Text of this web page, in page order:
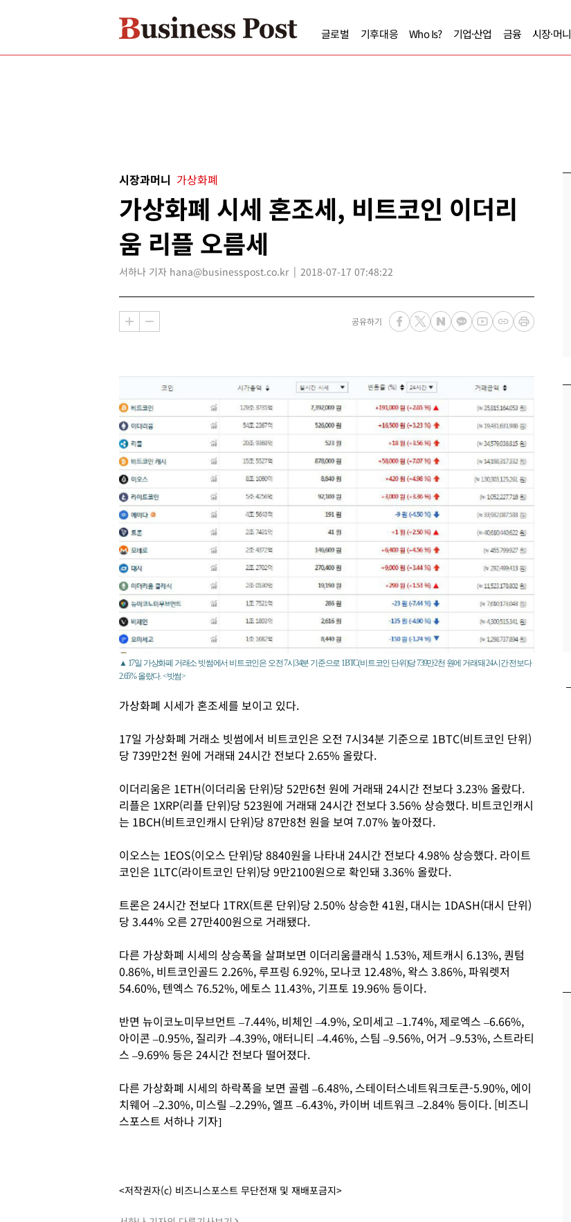
글로벌 기후대응 Who Is? 기업·산업 금융 시장·머니
시장과머니 가상화폐
가상화폐 시세 혼조세, 비트코인 이더리
움 리플 오름세
서하나 기자 hana@businesspost.co.kr 2018-07-17 07:48:22
공유하기
▲ 17일 가상화폐 거래소 빗썸에서 비트코인은 오전 7시34분 기준으로 1BTC(비트코인 단위)당 739만2천 원에 거래돼 24시간 전보다
2.65% 올랐다. <빗썸>
가상화폐 시세가 혼조세를 보이고 있다.
17일 가상화폐 거래소 빗썸에서 비트코인은 오전 7시34분 기준으로 1BTC(비트코인 단위)
당 739만2천 원에 거래돼 24시간 전보다 2.65% 올랐다.
이더리움은 1ETH(이더리움 단위)당 52만6천 원에 거래돼 24시간 전보다 3.23% 올랐다.
리플은 1XRP(리플 단위)당 523원에 거래돼 24시간 전보다 3.56% 상승했다. 비트코인캐시
는 1BCH(비트코인캐시 단위)당 87만8천 원을 보여 7.07% 높아졌다.
이오스는 1EOS(이오스 단위)당 8840원을 나타내 24시간 전보다 4.98% 상승했다. 라이트
코인은 1LTC(라이트코인 단위)당 9만2100원으로 확인돼 3.36% 올랐다.
트론은 24시간 전보다 1TRX(트론 단위)당 2.50% 상승한 41원, 대시는 1DASH(대시 단위)
당 3.44% 오른 27만400원으로 거래됐다.
다른 가상화폐 시세의 상승폭을 살펴보면 이더리움클래식 1.53%, 제트캐시 6.13%, 퀀텀
0.86%, 비트코인골드 2.26%, 루프링 6.92%, 모나코 12.48%, 왁스 3.86%, 파워렛저
54.60%, 텐엑스 76.52%, 에토스 11.43%, 기프토 19.96% 등이다.
반면 뉴이코노미무브먼트 –7.44%, 비체인 –4.9%, 오미세고 –1.74%, 제로엑스 –6.66%,
아이콘 –0.95%, 질리카 –4.39%, 애터니티 –4.46%, 스팀 –9.56%, 어거 –9.53%, 스트라티
스 –9.69% 등은 24시간 전보다 떨어졌다.
다른 가상화폐 시세의 하락폭을 보면 골렘 –6.48%, 스테이터스네트워크토큰-5.90%, 에이
치웨어 –2.30%, 미스릴 –2.29%, 엘프 –6.43%, 카이버 네트워크 –2.84% 등이다. [비즈니
스포스트 서하나 기자]
<저작권자(c) 비즈니스포스트 무단전재 및 재배포금지>